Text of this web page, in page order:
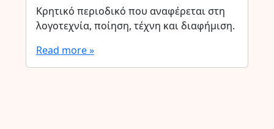
Κρητικό περιοδικό που αναφέρεται στη
λογοτεχνία, ποίηση, τέχνη και διαφήμιση.
Read more »